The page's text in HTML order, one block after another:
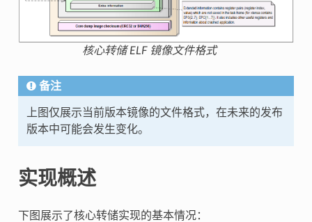
核心转储 ELF 镜像文件格式
备注
上图仅展示当前版本镜像的文件格式，在未来的发布
版本中可能会发生变化。
实现概述
下图展示了核心转储实现的基本情况：